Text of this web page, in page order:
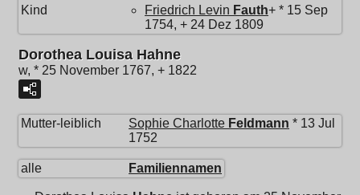
Kind
Friedrich Levin Fauth+ * 15 Sep
1754, + 24 Dez 1809
Dorothea Louisa Hahne
w, * 25 November 1767, + 1822
Mutter-leiblich Sophie Charlotte Feldmann * 13 Jul
1752
alle Familiennamen